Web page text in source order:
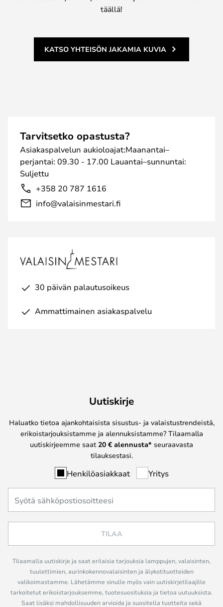
täällä!
KATSO YHTEISÖN JAKAMIA KUVIA
Tarvitsetko opastusta?
Asiakaspalvelun aukioloajat:Maanantai–
perjantai: 09.30 - 17.00 Lauantai–sunnuntai:
Suljettu
+358 20 787 1616
info@valaisinmestari.fi
30 päivän palautusoikeus
Ammattimainen asiakaspalvelu
Uutiskirje
Haluatko tietoa ajankohtaisista sisustus- ja valaistustrendeistä,
erikoistarjouksistamme ja alennuksistamme? Tilaamalla
uutiskirjeemme saat 20 € alennusta* seuraavasta
tilauksestasi.
Henkilöasiakkaat Yritys
TILAA
Tilaamalla uutiskirje ja saat erilaisia tarjouksia lamppujen, valaisinten,
tuulettimien, aurinkokennovalaisinten ja älykotituotteiden
valikoimastamme. Lähetämme sinulle myös vain uutiskirjetilaajille
tarkoitetut erikoistarjouksemme, tuotesuosituksia ja tietoa uutuuksista.
Saat lisäksi mahdollisuuden arvioida ja suositella tuotteita sekä